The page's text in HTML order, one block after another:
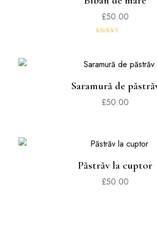
£50.00
Saramură de
£50.00
Păstrăv la cuptor
£50.00